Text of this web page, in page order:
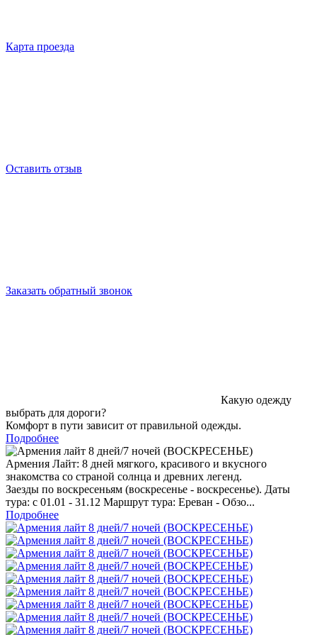
Карта проезда
Оставить отзыв
Заказать обратный звонок
Какую одежду
выбрать для дороги?
Комфорт в пути зависит от правильной одежды.
Подробнее
Армения Лайт: 8 дней мягкого, красивого и вкусного
знакомства со страной солнца и древних легенд.
Заезды по воскресеньям (воскресенье - воскресенье). Даты
тура: с 01.01 - 31.12 Маршрут тура: Ереван - Обзо...
Подробнее